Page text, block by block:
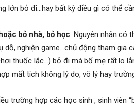
lớn bỏ đi…hay bất kỳ điều gì có thể
bỏ nhà, bỏ học: Nguyên nhân có
dỗ, nghiện game…chủ động tham gia
thuốc lắc…) bỏ đi mà bố mẹ rất lo
mất tích không lý do, vô lý hay
trường hợp các học sinh , sinh viên